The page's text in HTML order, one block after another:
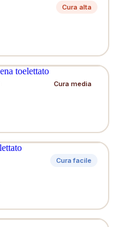
Cura alta
Cura media
Cura facile